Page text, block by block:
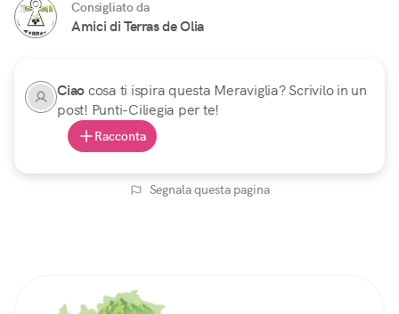
Consigliato da
Amici di Terras de Olia
Ciaocosa ti ispira questa Meraviglia? Scrivilo in un
post! Punti-Ciliegia per te!
Racconta
Segnala questa pagina